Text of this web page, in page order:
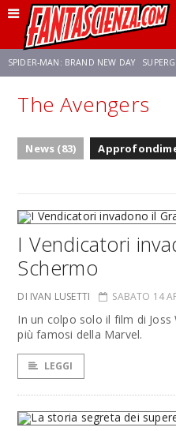
SPIDER-MAN: BRAND NEW DAY
FRANCO RICCIARDIELLO ZENDAYA
The Avengers
News (83)
I Vendicatori
Schermo
DI IVAN LUSETTI SABATO 14
In un colpo solo il film di
più famosi della Marvel.
LEGGI